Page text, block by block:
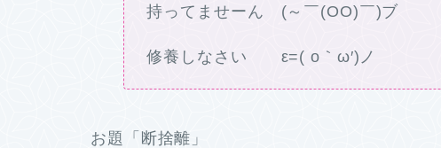
持ってませーん (～￣(OO)￣)ブ
修養しなさい ε=( o｀ω′)ノ
お題「断捨離」